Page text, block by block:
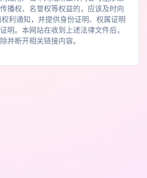
播权、名誉权等权益的，应该及时向
利通知，并提供身份证明、权属证明
明。本网站在收到上述法律文件后，
并断开相关链接内容。